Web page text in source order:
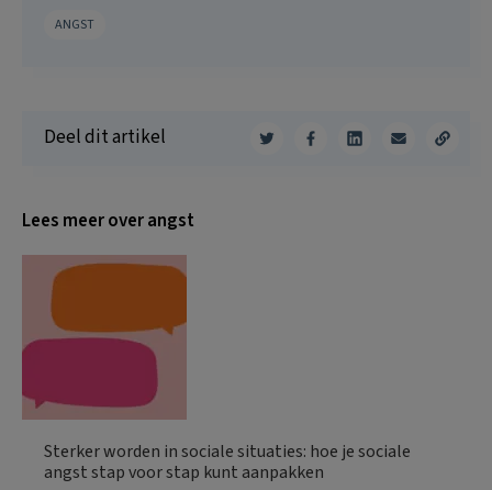
ANGST
Deel dit artikel
Lees meer over angst
Sterker worden in sociale situaties: hoe je sociale
angst stap voor stap kunt aanpakken